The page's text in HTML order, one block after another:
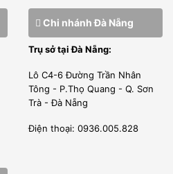
Chi nhánh Đà Nẵng
Trụ sở tại Đà Nẵng:
Lô C4-6 Đường Trần Nhân
Tông - P.Thọ Quang - Q. Sơn
Trà - Đà Nẵng
Điện thoại: 0936.005.828